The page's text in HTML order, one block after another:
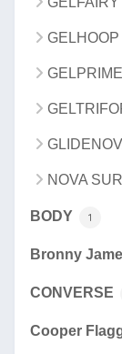
GELHOOP
NOVA
BODY 1
Bronny
CONVERSE
Cooper